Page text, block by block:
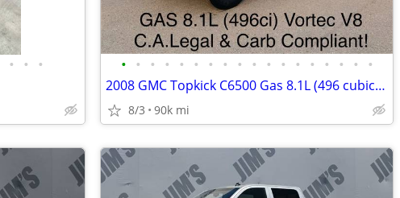
• • • • • • • • • • • • • • • • • • • • •
2008 GMC Topkick C6500 Gas 8.1L (496 cubic inch) C.A. & CARB Legal
8/3 90k mi